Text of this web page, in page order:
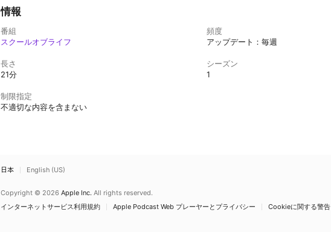
情報
番組
スクールオブライフ
頻度
アップデート：毎週
長さ
21分
シーズン
1
制限指定
不適切な内容を含まない
日本 English (US)
Copyright © 2026 Apple Inc. All rights reserved.
インターネットサービス利用規約
Apple Podcast Web プレーヤーとプライバシー Cookieに関する警告